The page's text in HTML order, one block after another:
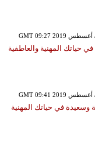
حياتك المهنية والعاطفية
وسعيدة في حياتك المهنية